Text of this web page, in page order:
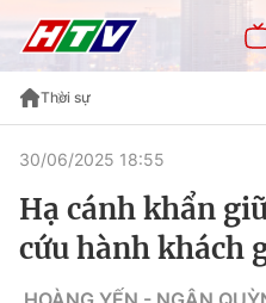
Thời sự
30/06/2025 18:55
Hạ cánh khẩn
cứu hành khách